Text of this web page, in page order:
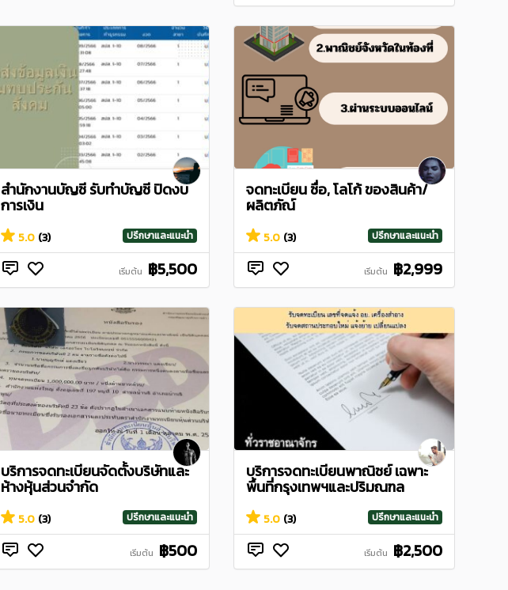
สำนักงานบัญชี รับทำบัญชี ปิดงบ
การเงิน
5.0 (3) ปรึกษาและแนะนำ
เริ่มต้น ฿5,500
จดทะเบียน ชื่อ, โลโก้ ของสินค้า/
ผลิตภัณ์
5.0 (3) ปรึกษาและแนะนำ
เริ่มต้น ฿2,999
บริการจดทะเบียนจัดตั้งบริษัทและ
ห้างหุ้นส่วนจำกัด
5.0 (3) ปรึกษาและแนะนำ
เริ่มต้น ฿500
บริการจดทะเบียนพาณิชย์ เฉพาะ
พื้นที่กรุงเทพฯและปริมณฑล
5.0 (3) ปรึกษาและแนะนำ
เริ่มต้น ฿2,500